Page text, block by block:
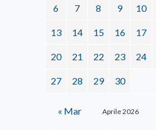
Aprile 2026
6 7 8 9 10
13 14 15 16 17
20 21 22 23 24
27 28 29 30
« Mar